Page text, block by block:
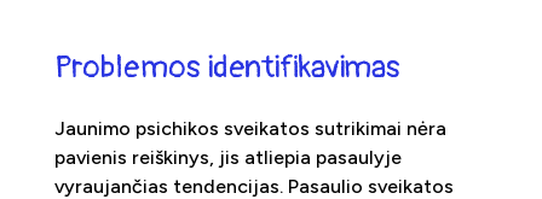
Problemos identifikavimas
Jaunimo psichikos sveikatos sutrikimai nėra
pavienis reiškinys, jis atliepia pasaulyje
vyraujančias tendencijas. Pasaulio sveikatos